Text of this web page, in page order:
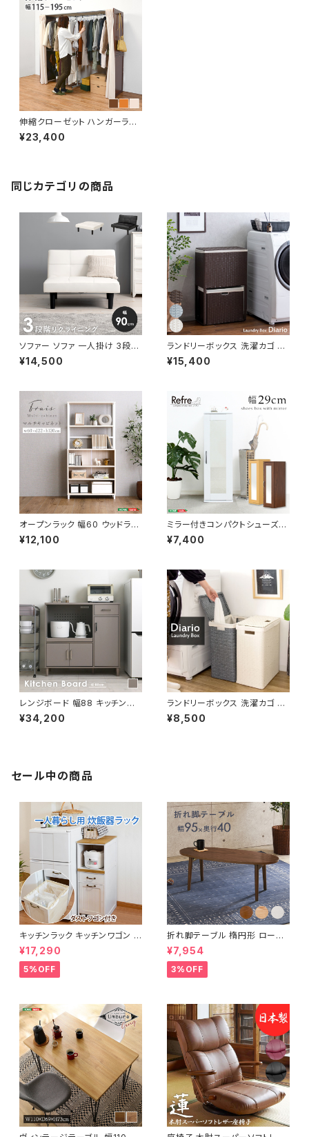
伸縮クローゼット ハンガーラッ
ク コートハンガー ワードローブ
フリーラック クローゼット 高さ1
¥23,400
同じカテゴリの商品
ソファー ソファ 一人掛け 3段階
リクライニング ローソファー 一
人暮らし 新生活 幅90
¥14,500
ランドリーボックス 洗濯カゴ 幅
50 奥行25 高さ80 完成品 新
生活 一人暮らし ランドリー収納
¥15,400
オープンラック 幅60 ウッドラッ
ク ラック シェルフ 収納棚 マル
チキャビネット ディスプレイラッ
¥12,100
ミラー付きコンパクトシューズラ
ック 幅29 シューズボックス シ
ューズラック 下駄箱 靴箱 玄関
¥7,400
レンジボード 幅88 キッチンカ
ウンター キッチンボード レンジ
台 キッチン収納 食器棚 レンジ
¥34,200
ランドリーボックス 洗濯カゴ 洗
濯物入れ 脱衣かご 幅36 奥行2
9 高さ79 完成品 新生活 一人
¥8,500
セール中の商品
キッチンラック キッチンワゴン キ
ャスター付き 収納ラック 一人暮
らし スリムキッチンラック 幅30
cm 完成品
¥17,290
5%OFF
折れ脚テーブル 楕円形 ローテ
ーブル センターテーブル リビン
グテーブル 天然木 幅95 3色展
開
¥7,954
3%OFF